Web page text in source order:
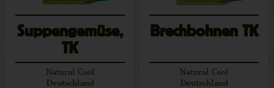
Suppengemüse,
TK
Natural Cool
Deutschland
Brechbohnen TK
Natural Cool
Deutschland